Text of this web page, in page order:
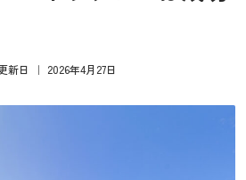
新日 ｜ 2026年4月27日